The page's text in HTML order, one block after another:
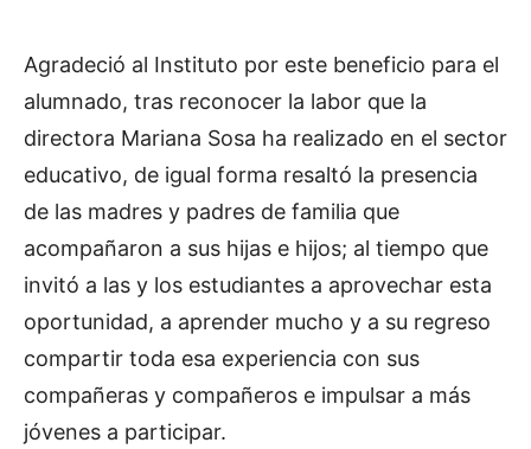
Agradeció al Instituto por este beneficio para el
alumnado, tras reconocer la labor que la
directora Mariana Sosa ha realizado en el sector
educativo, de igual forma resaltó la presencia
de las madres y padres de familia que
acompañaron a sus hijas e hijos; al tiempo que
invitó a las y los estudiantes a aprovechar esta
oportunidad, a aprender mucho y a su regreso
compartir toda esa experiencia con sus
compañeras y compañeros e impulsar a más
jóvenes a participar.